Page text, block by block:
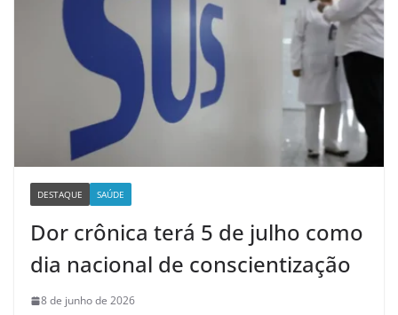
DESTAQUE SAÚDE
Dor crônica terá 5 de julho como
dia nacional de conscientização
8 de junho de 2026